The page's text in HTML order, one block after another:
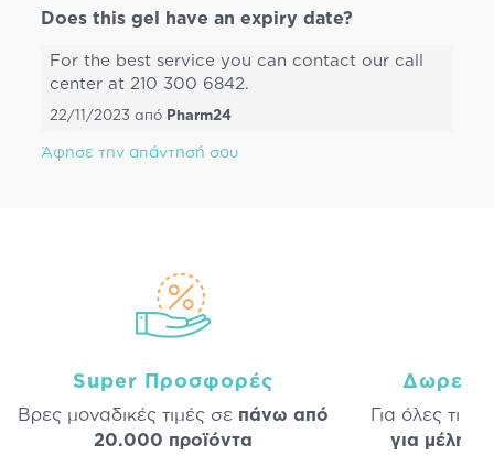
Does this gel have an expiry date?
For the best service you can contact our call
center at 210 300 6842.
22/11/2023 από Pharm24
Άφησε την απάντησή σου
Super Προσφορές
Βρες μοναδικές τιμές σε πάνω από
20.000 προϊόντα
Δωρεάν
Για όλες τις
για μέλη